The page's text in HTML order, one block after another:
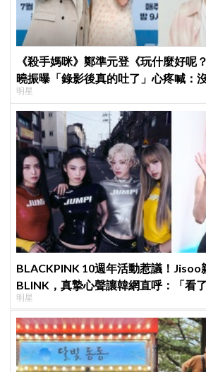
《殺手媽咪》鄭準元登《玩什麼好呢
曉振曝「錄影後真的吐了」心疼喊：
明星
BLACKPINK 10週年活動惹議！Jisoo
BLINK，真摯心聲讓韓網直呼：「看
明星